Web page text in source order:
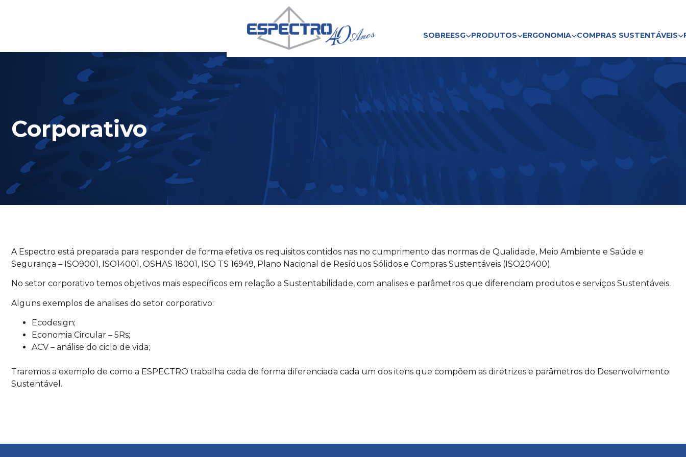
SOBREESG PRODUTOS ERGONOMIA COMPRAS SUSTENTÁVEIS
Corporativo
A Espectro está preparada para responder de forma efetiva os requisitos contidos nas no cumprimento das normas de Qualidade, Meio Ambiente e Saúde e
Segurança – ISO9001, ISO14001, OSHAS 18001, ISO TS 16949, Plano Nacional de Resíduos Sólidos e Compras Sustentáveis (ISO20400).
No setor corporativo temos objetivos mais específicos em relação a Sustentabilidade, com analises e parâmetros que diferenciam produtos e serviços Sustentáveis.
Alguns exemplos de analises do setor corporativo:
Ecodesign;
Economia Circular – 5Rs;
ACV – análise do ciclo de vida;
Traremos a exemplo de como a ESPECTRO trabalha cada de forma diferenciada cada um dos itens que compõem as diretrizes e parâmetros do Desenvolvimento
Sustentável.